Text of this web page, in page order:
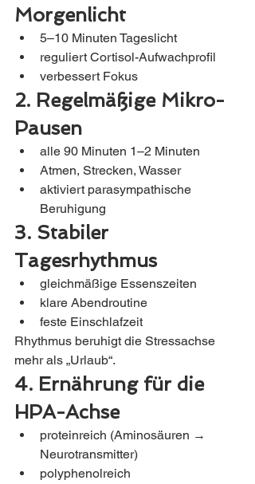
Morgenlicht
5–10 Minuten Tageslicht
reguliert Cortisol-Aufwachprofil
verbessert Fokus
2. Regelmäßige Mikro-
Pausen
alle 90 Minuten 1–2 Minuten
Atmen, Strecken, Wasser
aktiviert parasympathische
Beruhigung
3. Stabiler
Tagesrhythmus
gleichmäßige Essenszeiten
klare Abendroutine
feste Einschlafzeit
Rhythmus beruhigt die Stressachse
mehr als „Urlaub“.
4. Ernährung für die
HPA-Achse
proteinreich (Aminosäuren →
Neurotransmitter)
polyphenolreich